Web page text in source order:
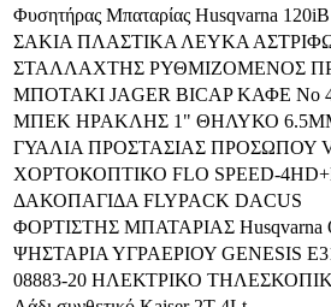
Φυσητήρας Μπαταρίας Husqvarna
ΣΑΚΙΑ ΠΛΑΣΤΙΚΑ ΛΕΥΚΑ
ΣΤΑΛΛΑΧΤΗΣ ΡΥΘΜΙΖΟΜΕΝΟΣ
ΜΠΟΤΑΚΙ JAGER BICAP ΚΑΦΕ Νο
ΜΠΕΚ ΗΡΑΚΛΗΣ 1" ΘΗΛΥΚΟ
ΓΥΑΛΙΑ ΠΡΟΣΤΑΣΙΑΣ ΠΡΟΣΩΠΟΥ
ΧΟΡΤΟΚΟΠΤΙΚΟ FLO SPEED-
ΔΑΚΟΠΑΓΙΔΑ FLYPACK DACUS
ΦΟΡΤΙΣΤΗΣ ΜΠΑΤΑΡΙΑΣ Ηusqvarna
ΨΗΣΤΑΡΙΑ ΥΓΡΑΕΡΙΟΥ GENESIS
08883-20 ΗΛΕΚΤΡΙΚΟ